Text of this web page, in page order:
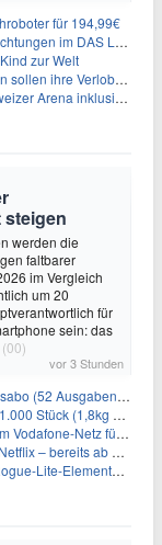
für 194,99€
inkl. HP + Wellness ab 174€ p.P.
zur Welt
Verlobung gelöst haben
Hotel und Frühstück ab 59€ p.P.
steigen
werden die
faltbarer
im Vergleich
um 20
für
sein: das
(00)
vor 3 Stunden
161,40€ + bis zu 150€ Prämie
(1,8kg Eimer) für 6,29€
dank 50€ Wechselbonus + 0€ AG
9€/Monat (statt 17,99€)
kostenlos bei Steam